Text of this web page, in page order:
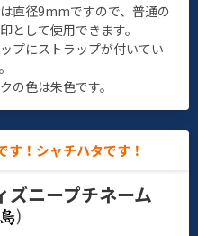
直径9mmですので、普通の
として使用できます。
プにストラップが付いてい
の色は朱色です。
す！シャチハタです！
ズニープチネーム
)